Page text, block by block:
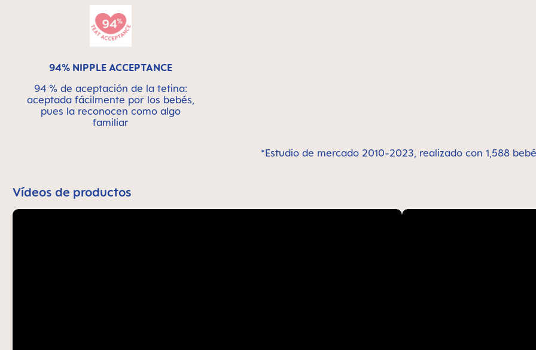
94% NIPPLE ACCEPTANCE
94 % de aceptación de la tetina:
aceptada fácilmente por los bebés,
pues la reconocen como algo
familiar
*Estudio de mercado 2010-2023, realizado con 1,588
Vídeos de productos